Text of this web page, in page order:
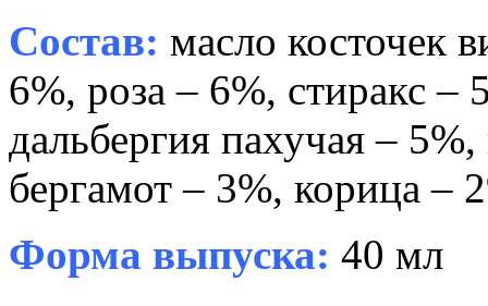
Состав: масло косточек
6%, роза – 6%, стиракс –
дальбергия пахучая –
бергамот – 3%, корица –
Форма выпуска: 40 мл